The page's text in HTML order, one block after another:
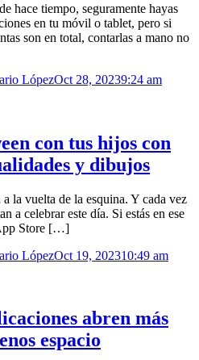
hace tiempo, seguramente hayas
en tu móvil o tablet, pero si
son en total, contarlas a mano no
LópezOct 28, 20239:24 am
con tus hijos con
y dibujos
la vuelta de la esquina. Y cada vez
a celebrar este día. Si estás en ese
Store […]
LópezOct 19, 202310:49 am
abren más
espacio